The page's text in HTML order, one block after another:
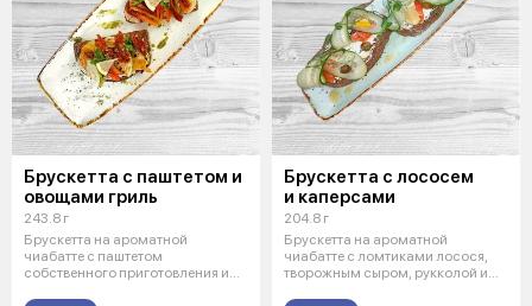
Брускетта с паштетом и
овощами гриль
243.8 г
Брускетта на ароматной
чиабатте с паштетом
собственного приготовления и
Брускетта с лососем
и каперсами
204.8 г
Брускетта на ароматной
чиабатте с ломтиками лосося,
творожным сыром, рукколой и